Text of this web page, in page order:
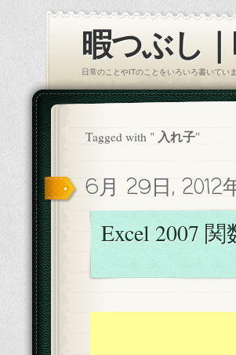
暇つぶし
日常のことやITのことをいろいろ書いてい
Tagged with " 入れ子"
6月 29日, 2012
Excel 2007 関